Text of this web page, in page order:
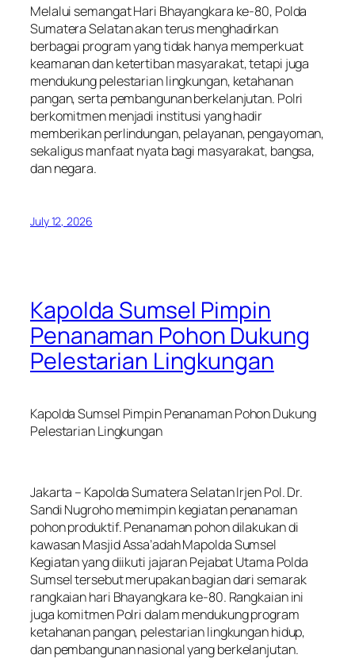
Melalui semangat Hari Bhayangkara ke-80, Polda
Sumatera Selatan akan terus menghadirkan
berbagai program yang tidak hanya memperkuat
keamanan dan ketertiban masyarakat, tetapi juga
mendukung pelestarian lingkungan, ketahanan
pangan, serta pembangunan berkelanjutan. Polri
berkomitmen menjadi institusi yang hadir
memberikan perlindungan, pelayanan, pengayoman,
sekaligus manfaat nyata bagi masyarakat, bangsa,
dan negara.
July 12, 2026
Kapolda Sumsel Pimpin
Penanaman Pohon Dukung
Pelestarian Lingkungan
Kapolda Sumsel Pimpin Penanaman Pohon Dukung
Pelestarian Lingkungan
Jakarta – Kapolda Sumatera Selatan Irjen Pol. Dr.
Sandi Nugroho memimpin kegiatan penanaman
pohon produktif. Penanaman pohon dilakukan di
kawasan Masjid Assa’adah Mapolda Sumsel
Kegiatan yang diikuti jajaran Pejabat Utama Polda
Sumsel tersebut merupakan bagian dari semarak
rangkaian hari Bhayangkara ke-80. Rangkaian ini
juga komitmen Polri dalam mendukung program
ketahanan pangan, pelestarian lingkungan hidup,
dan pembangunan nasional yang berkelanjutan.